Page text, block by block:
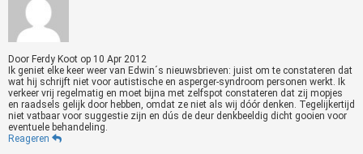
Door Ferdy Koot op 10 Apr 2012
Ik geniet elke keer weer van Edwin´s nieuwsbrieven: juist om te constateren dat
wat hij schrijft niet voor autistische en asperger-syndroom personen werkt. Ik
verkeer vrij regelmatig en moet bijna met zelfspot constateren dat zij mopjes
en raadsels gelijk door hebben, omdat ze niet als wij dóór denken. Tegelijkertijd
niet vatbaar voor suggestie zijn en dús de deur denkbeeldig dicht gooien voor
eventuele behandeling.
Reageren